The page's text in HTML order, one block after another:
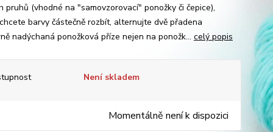
pruhů (vhodné na "samovzorovací" ponožky či čepice),
barvy částečně rozbít, alternujte dvě přadena
nadýchaná ponožková příze nejen na ponožk... celý popis
Není skladem
Momentálně není k dispozici